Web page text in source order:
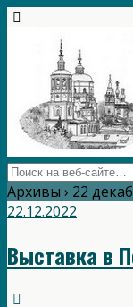
Архивы › 22
22.12.2022
Выставка в